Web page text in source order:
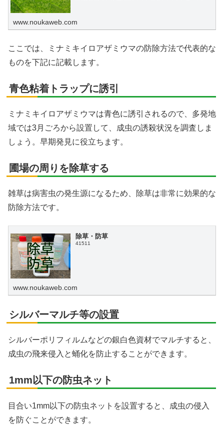
www.noukaweb.com
ここでは、ミナミキイロアザミウマの防除方法で代表的な
ものを下記に記載します。
青色粘着トラップに誘引
ミナミキイロアザミウマは青色に誘引されるので、多発地
域では3月ごろから設置して、成虫の誘殺状況を調査しま
しょう。早期発見に役立ちます。
圃場の周りを除草する
雑草は病害虫の発生源になるため、除草は非常に効果的な
防除方法です。
除草・防草
41511
www.noukaweb.com
シルバーマルチ等の設置
シルバーポリフィルムなどの銀白色資材でマルチすると、
成虫の飛来侵入と蛹化を防止することができます。
1mm以下の防虫ネット
目合い1mm以下の防虫ネットを設置すると、成虫の侵入
を防ぐことができます。